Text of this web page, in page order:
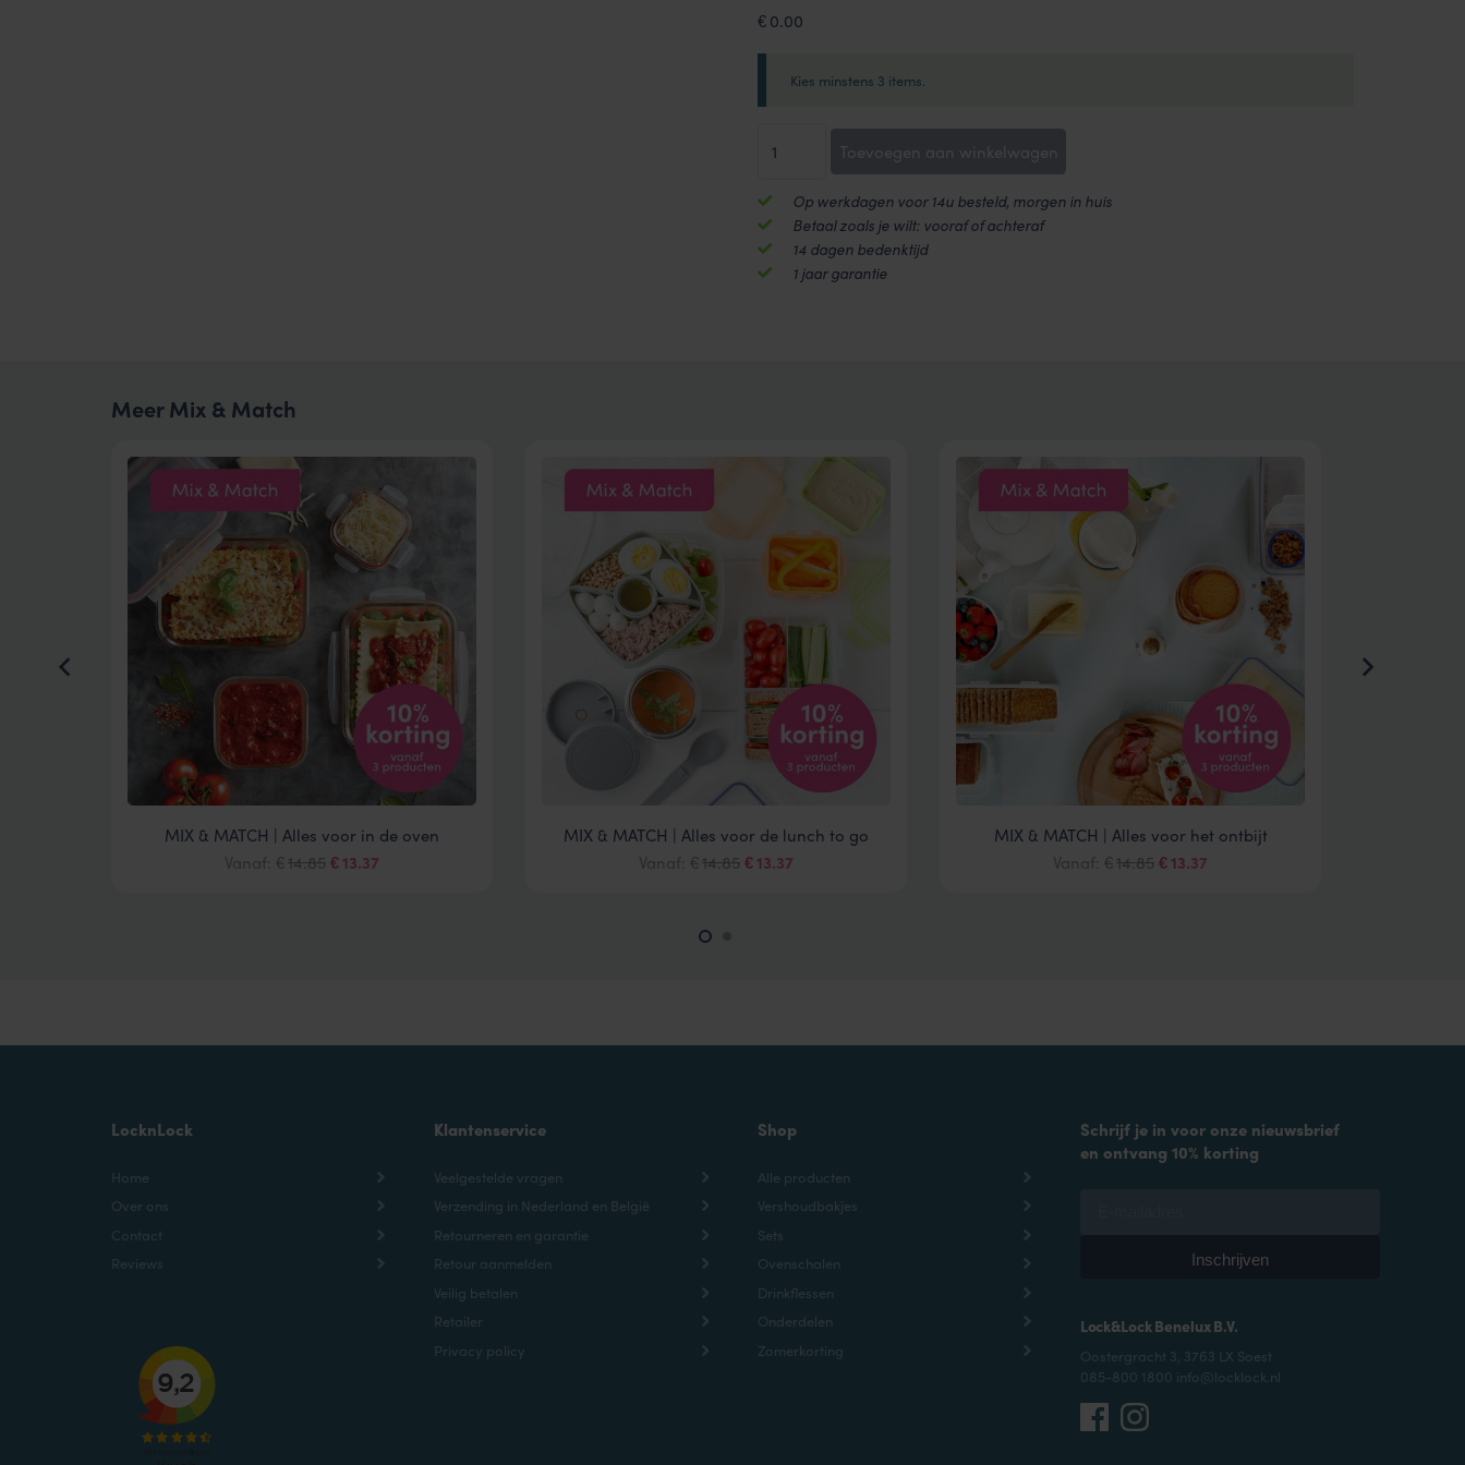
€ 0.00
Kies minstens 3 items.
MATCH
|
Alles
voor
Toevoegen aan winkelwagen
Op werkdagen voor 14u besteld, morgen in huis
Betaal zoals je wilt: vooraf of achteraf
14 dagen bedenktijd
1 jaar garantie
Meer Mix & Match
MIX & MATCH | Alles voor in de oven
Vanaf: €14.85Oorspronkelijke
€13.37
MIX & MATCH | Alles voor de lunch to go
Vanaf: €14.85Oorspronkelijke
€13.37
MIX & MATCH | Alles voor het ontbijt
Vanaf: €14.85Oorspronkelijke
€13.37
LocknLock
Home
Over ons
Contact
Reviews
Klantenservice
Veelgestelde vragen
Verzending in Nederland en België
Retourneren en garantie
Retour aanmelden
Veilig betalen
Retailer
Privacy policy
Shop
Alle producten
Vershoudbakjes
Sets
Ovenschalen
Drinkflessen
Onderdelen
Zomerkorting
Schrijf je in voor onze nieuwsbrief
en ontvang 10% korting
Lock&Lock Benelux B.V.
Oostergracht 3, 3763 LX Soest
085-800 1800 info@locklock.nl